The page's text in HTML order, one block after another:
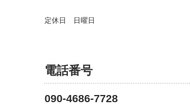
定休日 日曜日
電話番号
090-4686-7728